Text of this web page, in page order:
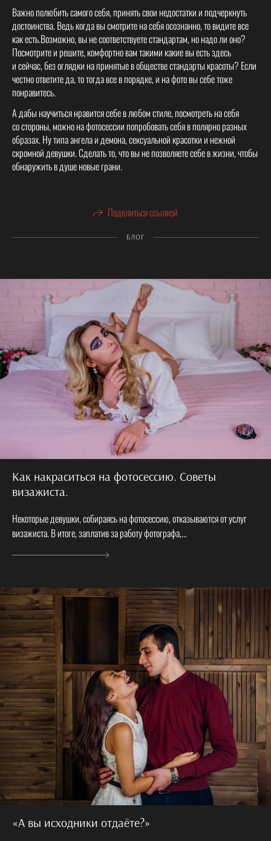
Важно полюбить самого себя, принять свои недостатки и подчеркнуть
достоинства. Ведь когда вы смотрите на себя осознанно, то видите все
как есть.Возможно, вы не соответствуете стандартам, но надо ли оно?
Посмотрите и решите, комфортно вам такими какие вы есть здесь
и сейчас, без оглядки на принятые в обществе стандарты красоты? Если
честно ответите да, то тогда все в порядке, и на фото вы себе тоже
понравитесь.
А дабы научиться нравится себе в любом стиле, посмотреть на себя
со стороны, можно на фотосессии попробовать себя в полярно разных
образах. Ну типа ангела и демона, сексуальной красотки и нежной
скромной девушки. Сделать то, что вы не позволяете себе в жизни, чтобы
обнаружить в душе новые грани.
Поделиться ссылкой
БЛОГ
Как накраситься на фотосессию. Советы
визажиста.
Некоторые девушки, собираясь на фотосессию, отказываются от услуг
визажиста. В итоге, заплатив за работу фотографа,...
«А вы исходники отдаёте?»